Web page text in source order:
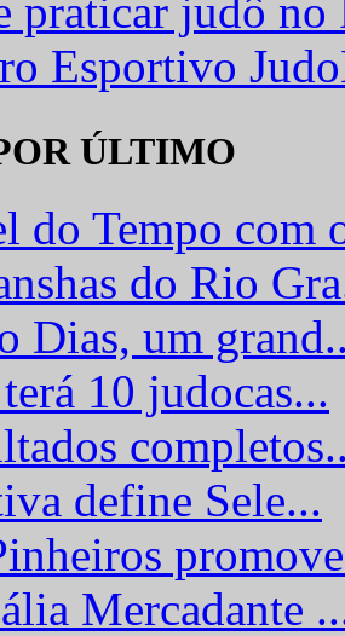
praticar judô
Esportivo
ÚLTIMO
do Tempo com
do Rio
Dias, um
10 judocas...
define Sele...
Mercadante